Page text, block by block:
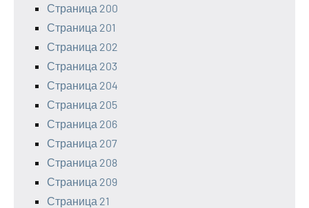
Страница 200
Страница 201
Страница 202
Страница 203
Страница 204
Страница 205
Страница 206
Страница 207
Страница 208
Страница 209
Страница 21